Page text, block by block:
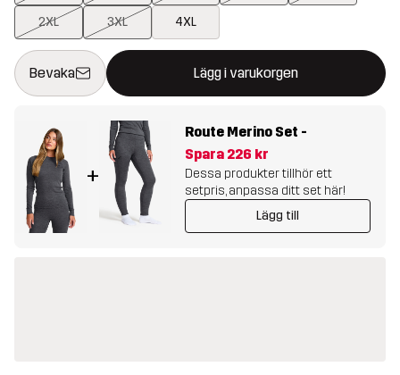
2XL 3XL 4XL
Bevaka Lägg i varukorgen
Denna knapp kommer att öppna en modal som bekräftar en ny
{{size}} inte tillgänglig
+
Route Merino Set -
Spara 226 kr
Dessa produkter tillhör ett
setpris, anpassa ditt set här!
Lägg till